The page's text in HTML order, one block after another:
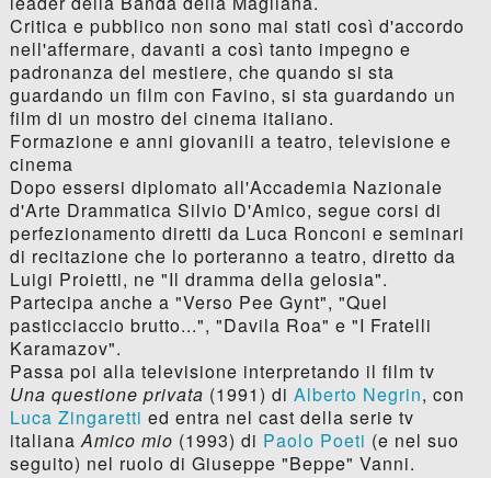
Critica e pubblico non sono mai stati così d'accordo
nell'affermare, davanti a così tanto impegno e
padronanza del mestiere, che quando si sta
guardando un film con Favino, si sta guardando un
film di un mostro del cinema italiano.
Formazione e anni giovanili a teatro, televisione e
cinema
Dopo essersi diplomato all'Accademia Nazionale
d'Arte Drammatica Silvio D'Amico, segue corsi di
perfezionamento diretti da Luca Ronconi e seminari
di recitazione che lo porteranno a teatro, diretto da
Luigi Proietti, ne "Il dramma della gelosia".
Partecipa anche a "Verso Pee Gynt", "Quel
pasticciaccio brutto...", "Davila Roa" e "I Fratelli
Karamazov".
Passa poi alla televisione interpretando il film tv
Una questione privata (1991) di Alberto Negrin, con
Luca Zingaretti ed entra nel cast della serie tv
italianaAmico mio (1993) di Paolo Poeti (e nel suo
seguito) nel ruolo di Giuseppe "Beppe" Vanni.